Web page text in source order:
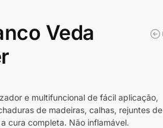
Veda
e multifuncional de fácil aplicação,
de madeiras, calhas, rejuntes de
cura completa. Não inflamável.